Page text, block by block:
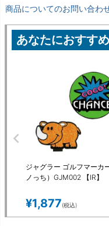
商品についてのお問い合わ
あなたにおすす
ジャグラー ゴルフマーカ
ノっち）GJM002 【IR】
¥1,877(税込)